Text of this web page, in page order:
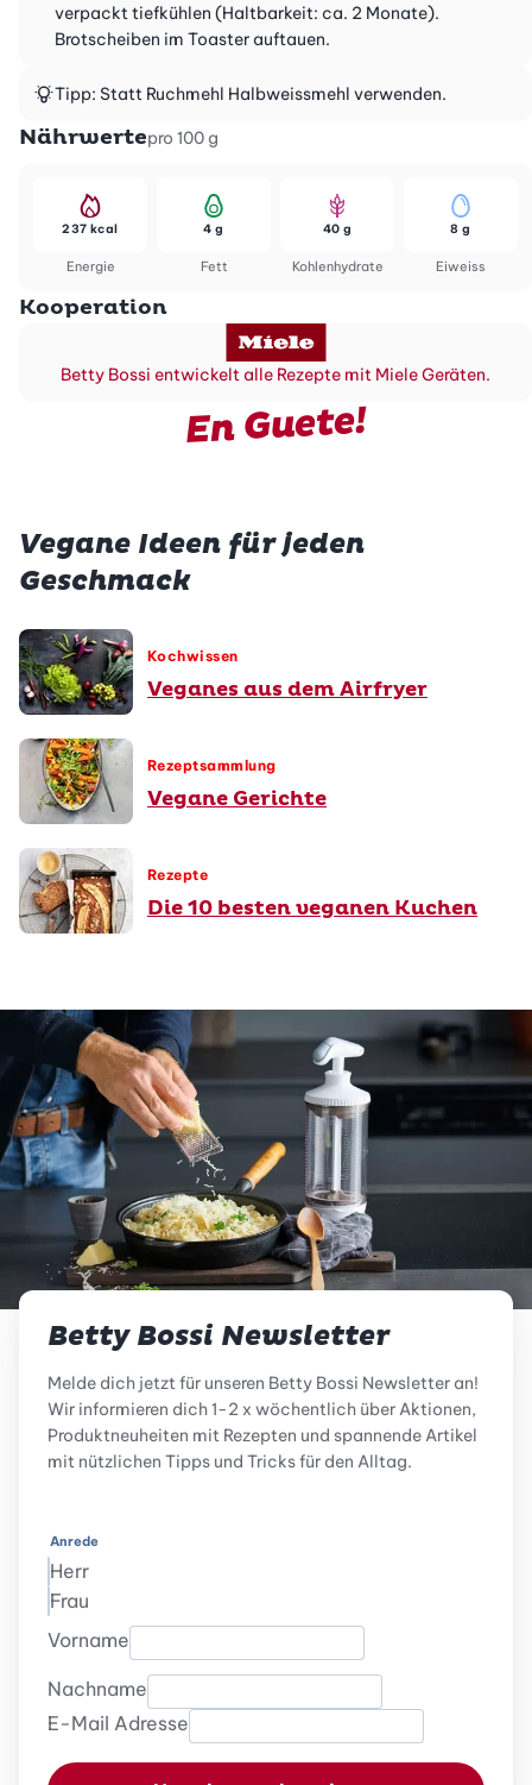
verpackt tiefkühlen (Haltbarkeit: ca. 2 Monate).
Brotscheiben im Toaster auftauen.
Tipp: Statt Ruchmehl Halbweissmehl verwenden.
Nährwertepro 100 g
Energie
237 kcal
Fett
4 g
Kohlenhydrate
40 g
Eiweiss
8 g
Kooperation
Betty Bossi entwickelt alle Rezepte mit Miele Geräten.
En Guete!
Vegane Ideen für jeden
Geschmack
Kochwissen
Veganes aus dem Airfryer
Rezeptsammlung
Vegane Gerichte
Rezepte
Die 10 besten veganen Kuchen
Betty Bossi Newsletter
Melde dich jetzt für unseren Betty Bossi Newsletter an!
Wir informieren dich 1-2 x wöchentlich über Aktionen,
Produktneuheiten mit Rezepten und spannende Artikel
mit nützlichen Tipps und Tricks für den Alltag.
Anrede
Herr
Frau
Vorname
Nachname
E-Mail Adresse